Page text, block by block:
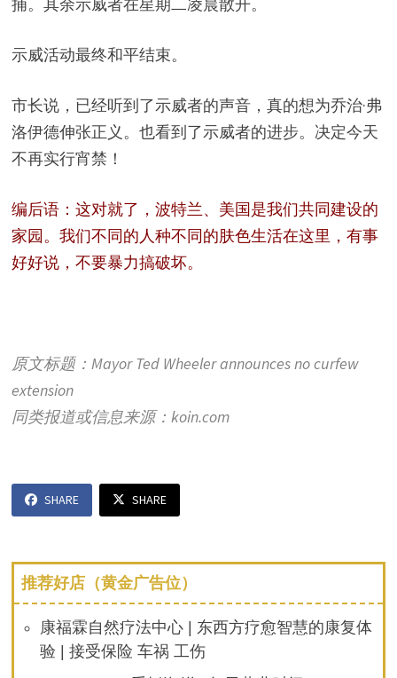
示威活动最终和平结束。
市长说，已经听到了示威者的声音，真的想为乔治·弗
洛伊德伸张正义。也看到了示威者的进步。决定今天
不再实行宵禁！
编后语：这对就了，波特兰、美国是我们共同建设的
家园。我们不同的人种不同的肤色生活在这里，有事
好好说，不要暴力搞破坏。
原文标题：Mayor Ted Wheeler announces no curfew
extension
同类报道或信息来源：koin.com
SHARE SHARE
推荐好店（黄金广告位）
康福霖自然疗法中心 | 东西方疗愈智慧的康复体
验 | 接受保险 车祸 工伤